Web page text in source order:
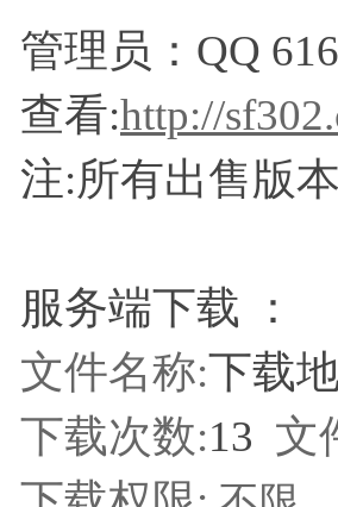
管理员：QQ
查看:http://
注:所有出售版
服务端下载 ：
文件名称:下载
下载次数:13 文